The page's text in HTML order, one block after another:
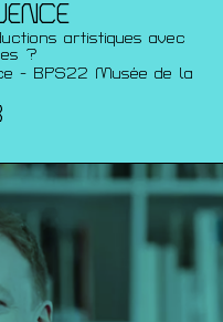
artistiques avec
?
- BPS22 Musée de la